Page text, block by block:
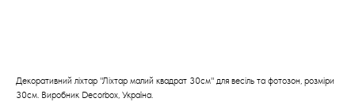
Декоративний ліхтар "Ліхтар малий квадрат 30см" для весіль та фотозон, розміри
30см. Виробник Decorbox, Україна.